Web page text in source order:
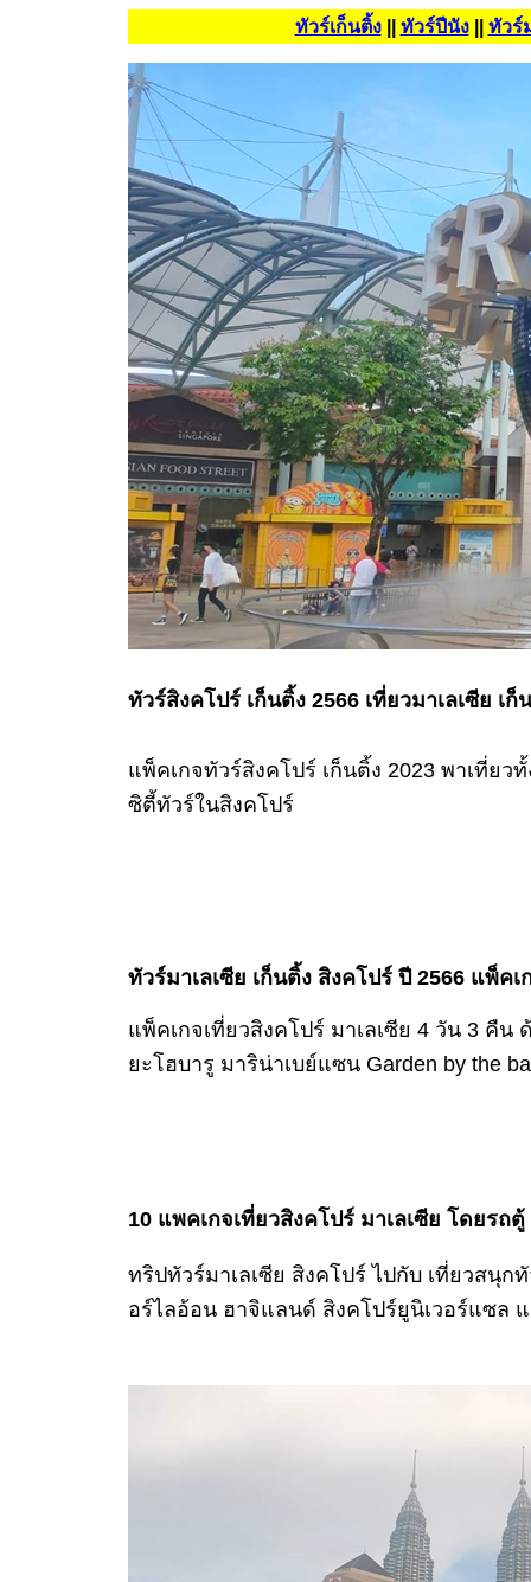
ทัวร์เก็นติ้ง|| ทัวร์ปีนัง|| ทัวร์
ทัวร์สิงคโปร์ เก็นติ้ง 2566 เที่ยวมาเลเซีย เ
แพ็คเกจทัวร์สิงคโปร์ เก็นติ้ง 2023 พาเที่ยว
ซิตี้ทัวร์ในสิงคโปร์
ทัวร์มาเลเซีย เก็นติ้ง สิงคโปร์ ปี 2566 แพ็ค
แพ็คเกจเที่ยวสิงคโปร์ มาเลเซีย 4 วัน 3 คื
ยะโฮบารู มาริน่าเบย์แซน Garden by the
10 แพคเกจเที่ยวสิงคโปร์ มาเลเซีย โดยรถ
ทริปทัวร์มาเลเซีย สิงคโปร์ ไปกับ เที่ยวสนุก
อร์ไลอ้อน ฮาจิแลนด์ สิงคโปร์ยูนิเวอร์แซล